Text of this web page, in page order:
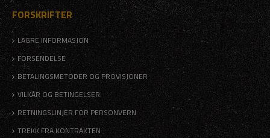
FORSKRIFTER
LAGRE INFORMASJON
FORSENDELSE
BETALINGSMETODER OG PROVISJONER
VILKÅR OG BETINGELSER
RETNINGSLINJER FOR PERSONVERN
TREKK FRA KONTRAKTEN